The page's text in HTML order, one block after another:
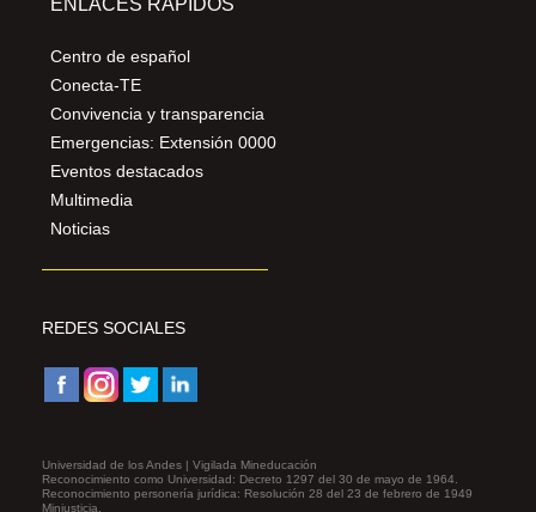
Centro de español
Conecta-TE
Convivencia y transparencia
Emergencias: Extensión 0000
Eventos destacados
Multimedia
Noticias
REDES SOCIALES
Universidad de los Andes | Vigilada Mineducación
Reconocimiento como Universidad: Decreto 1297 del 30 de mayo de 1964.
Reconocimiento personería jurídica: Resolución 28 del 23 de febrero de 1949
Minjusticia.